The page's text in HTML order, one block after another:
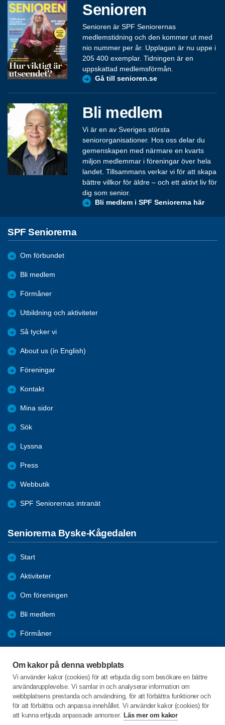
Om kakor på denna webbplats
Vi använder kakor (cookies) för att erbjuda dig som besökare en bättre
användarupplevelse. Vi samlar in och analyserar information om
webbplatsens prestanda och användning, för att förbättra funktioner och
för att förbättra och anpassa innehållet. Vi använder kakor (cookies) för
att kunna erbjuda anpassade annonser. Läs mer om kakor
Senioren
Senioren är SPF Seniorernas
medlemstidning och den kommer ut med
nio nummer per år. Upplagan är nu uppe i
205 400 exemplar. Tidningen är en
uppskattad medlemsförmån.
Gå till senioren.se
Bli medlem
Vi är en av Sveriges största
seniororganisationer. Hos oss delar du
gemenskapen med närmare en kvarts
miljon medlemmar i föreningar över hela
landet. Tillsammans verkar vi för att skapa
bättre villkor för äldre – och ett aktivt liv för
dig som senior.
Bli medlem i SPF Seniorerna här
SPF Seniorerna
Om förbundet
Bli medlem
Förmåner
Utbildning och aktiviteter
Så tycker vi
About us (in English)
Föreningar
Kontakt
Mina sidor
Sök
Lyssna
Press
Webbutik
SPF Seniorernas intranät
Seniorerna Byske-Kågedalen
Start
Aktiviteter
Om föreningen
Bli medlem
Förmåner
Nyhetsarkiv
Bildgalleri
C/o:Valter Stenmark